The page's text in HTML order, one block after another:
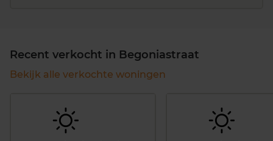
Recent verkocht in Begoniastraat
Bekijk alle verkochte woningen